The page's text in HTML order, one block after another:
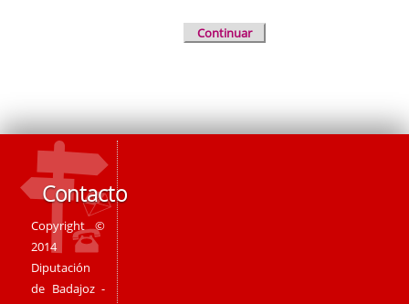
Continuar
Contacto
Copyright ©
2014
Diputación
de Badajoz -